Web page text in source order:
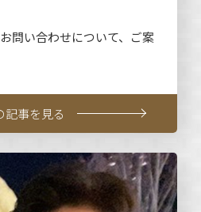
問い合わせについて、ご案
記事を見る